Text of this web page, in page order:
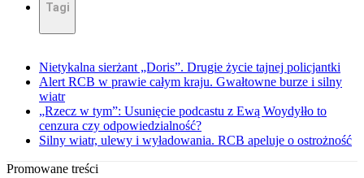
Tagi
Nietykalna sierżant „Doris”. Drugie życie tajnej policjantki
Alert RCB w prawie całym kraju. Gwałtowne burze i silny
wiatr
„Rzecz w tym”: Usunięcie podcastu z Ewą Woydyłło to
cenzura czy odpowiedzialność?
Silny wiatr, ulewy i wyładowania. RCB apeluje o ostrożność
Promowane treści